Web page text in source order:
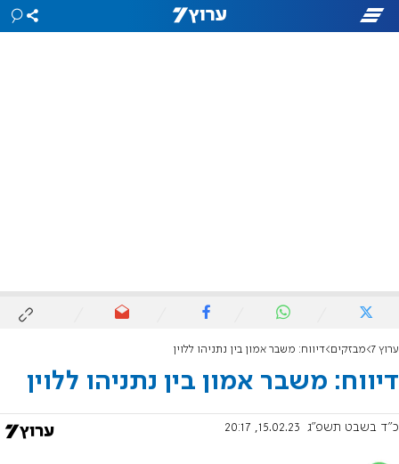
ערוץ 7 מבזקים דיווח: משבר אמון בין נתניהו ללוין
דיווח: משבר אמון בין נתניהו ללוין
כ"ד בשבט תשפ"ג 15.02.23, 20:17